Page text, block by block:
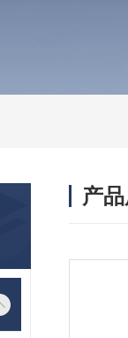
产